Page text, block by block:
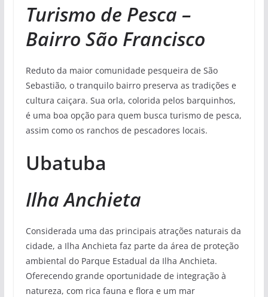
Turismo de Pesca –
Bairro São Francisco
Reduto da maior comunidade pesqueira de São
Sebastião, o tranquilo bairro preserva as tradições e
cultura caiçara. Sua orla, colorida pelos barquinhos,
é uma boa opção para quem busca turismo de pesca,
assim como os ranchos de pescadores locais.
Ubatuba
Ilha Anchieta
Considerada uma das principais atrações naturais da
cidade, a Ilha Anchieta faz parte da área de proteção
ambiental do Parque Estadual da Ilha Anchieta.
Oferecendo grande oportunidade de integração à
natureza, com rica fauna e flora e um mar